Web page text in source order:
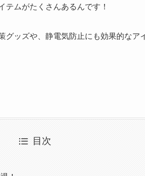
ムがたくさんあるんです！
ッズや、静電気防止にも効果的なア
目次